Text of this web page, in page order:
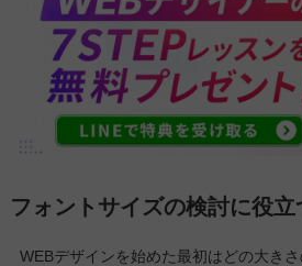
フォントサイズの検討に役
WEBデザインを始めた最初はどの大き